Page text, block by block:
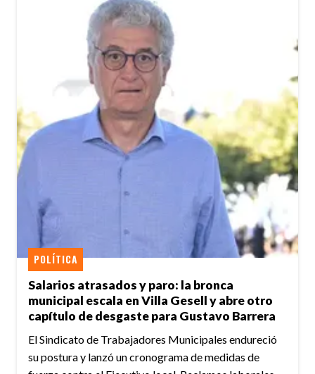
Salarios atrasados y paro: la bronca
municipal escala en Villa Gesell y abre otro
capítulo de desgaste para Gustavo Barrera
POLÍTICA
El Sindicato de Trabajadores Municipales endureció
su postura y lanzó un cronograma de medidas de